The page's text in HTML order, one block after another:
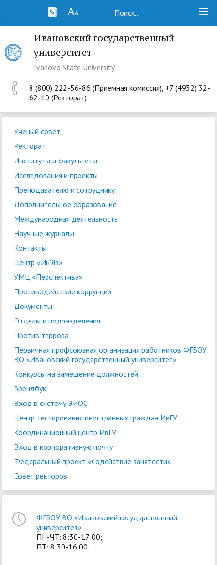
Ивановский государственный
университет
Ivanovo State University
8 (800) 222-56-86 (Приемная комиссия), +7 (4932) 32-
62-10 (Ректорат)
Ученый совет
Ректорат
Институты и факультеты
Исследования и проекты
Преподавателю и сотруднику
Дополнительное образование
Международная деятельность
Научные журналы
Контакты
Центр «Ин'Яз»
УМЦ «Перспектива»
Противодействие коррупции
Документы
Отделы и подразделения
Против террора
Первичная профсоюзная организация работников ФГБОУ
ВО «Ивановский государственный университет»
Конкурсы на замещение должностей
Брендбук
Вход в систему ЭИОС
Центр тестирования иностранных граждан ИвГУ
Координационный центр ИвГУ
Вход в корпоративную почту
Федеральный проект «Содействие занятости»
Совет ректоров
ФГБОУ ВО «Ивановский государственный
университет»
ПН-ЧТ: 8:30-17:00;
ПТ: 8:30-16:00;